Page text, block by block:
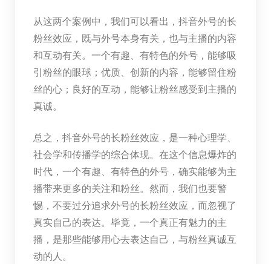
从这两个案例中，我们可以看出，抖音外号的长
粉丝效应，既与外号本身有关，也与主播的内容
和互动有关。一个有趣、有特色的外号，能够吸
引粉丝的眼球；优质、创新的内容，能够留住粉
丝的心；良好的互动，能够让粉丝感受到主播的
真诚。
总之，抖音外号的长粉丝效应，是一种心理学、
社会学和传播学的综合体现。在这个信息爆炸的
时代，一个有趣、有特色的外号，确实能够为主
播带来更多的关注和粉丝。然而，我们也要警
惕，不要过分追求外号的长粉丝效应，而忽视了
真实自己的表达。毕竟，一个真正有魅力的主
播，是那些能够用心去表达自己，与粉丝真诚互
动的人。